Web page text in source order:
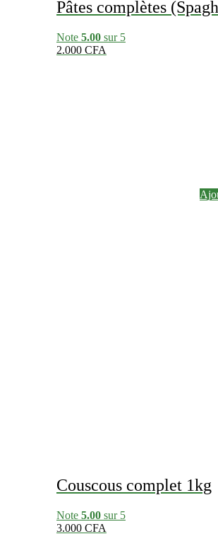
Pâtes complètes
Note 5.00 sur 5
2.000 CFA
Couscous complet 1kg
Note 5.00 sur 5
3.000 CFA